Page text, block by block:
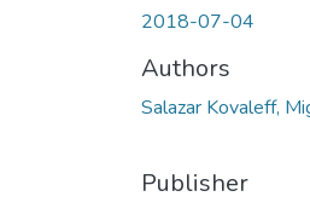
2018-07-04
Authors
Salazar Kovaleff,
Publisher